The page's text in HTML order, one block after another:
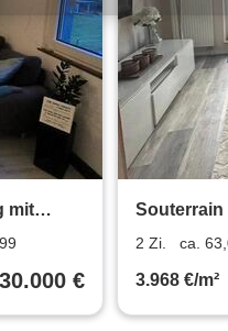
mit
€
2 Zi. ca.
3.968 €/m²